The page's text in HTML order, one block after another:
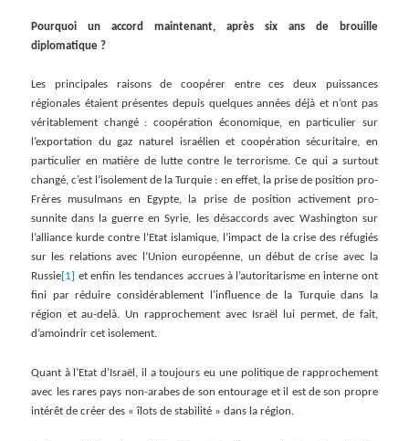
Pourquoi un accord maintenant, après six ans de brouille
diplomatique ?
Les principales raisons de coopérer entre ces deux puissances
régionales étaient présentes depuis quelques années déjà et n’ont pas
véritablement changé : coopération économique, en particulier sur
l’exportation du gaz naturel israélien et coopération sécuritaire, en
particulier en matière de lutte contre le terrorisme. Ce qui a surtout
changé, c’est l’isolement de la Turquie : en effet, la prise de position pro-
Frères musulmans en Egypte, la prise de position activement pro-
sunnite dans la guerre en Syrie, les désaccords avec Washington sur
l’alliance kurde contre l’Etat islamique, l’impact de la crise des réfugiés
sur les relations avec l’Union européenne, un début de crise avec la
Russie [1]
et enfin les tendances accrues à l’autoritarisme en interne ont
fini par réduire considérablement l’influence de la Turquie dans la
région et au-delà. Un rapprochement avec Israël lui permet, de fait,
d’amoindrir cet isolement.
Quant à l’Etat d’Israël, il a toujours eu une politique de rapprochement
avec les rares pays non-arabes de son entourage et il est de son propre
intérêt de créer des « îlots de stabilité » dans la région.